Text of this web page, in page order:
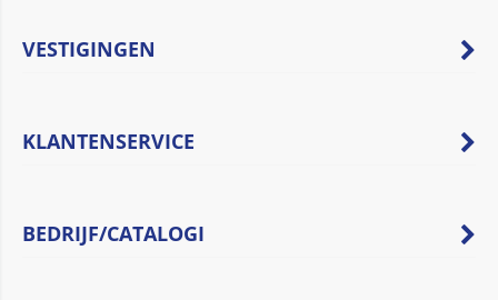
VESTIGINGEN
KLANTENSERVICE
BEDRIJF/CATALOGI